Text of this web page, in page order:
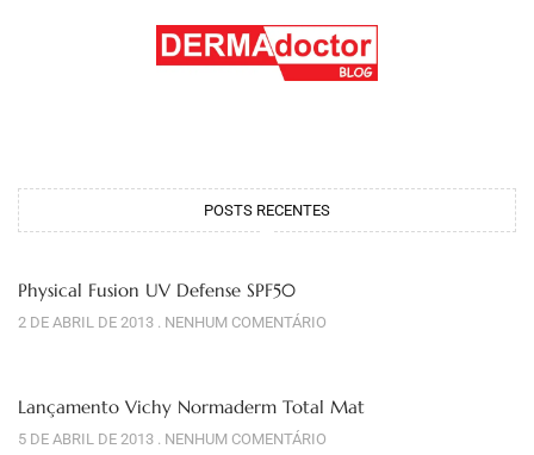
POSTS RECENTES
Physical Fusion UV Defense SPF50
2 DE ABRIL DE 2013 NENHUM COMENTÁRIO
Lançamento Vichy Normaderm Total Mat
5 DE ABRIL DE 2013 NENHUM COMENTÁRIO